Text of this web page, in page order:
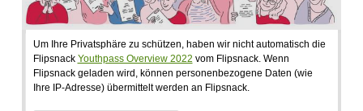
Um Ihre Privatsphäre zu schützen, haben wir nicht automatisch die
Flipsnack Youthpass Overview 2022 vom Flipsnack. Wenn
Flipsnack geladen wird, können personenbezogene Daten (wie
Ihre IP-Adresse) übermittelt werden an Flipsnack.